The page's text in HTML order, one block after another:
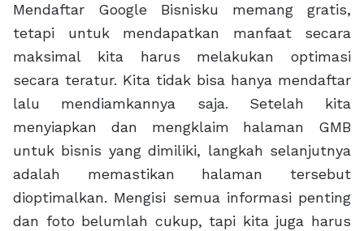
Mendaftar Google Bisnisku memang gratis,
tetapi untuk mendapatkan manfaat secara
maksimal kita harus melakukan optimasi
secara teratur. Kita tidak bisa hanya mendaftar
lalu mendiamkannya saja. Setelah kita
menyiapkan dan mengklaim halaman GMB
untuk bisnis yang dimiliki, langkah selanjutnya
adalah memastikan halaman tersebut
dioptimalkan. Mengisi semua informasi penting
dan foto belumlah cukup, tapi kita juga harus